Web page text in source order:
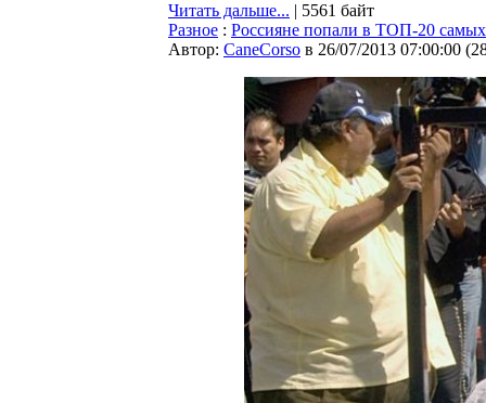
Читать дальше... | 5561 байт
Разное : Россияне попали в ТОП-20
Автор: CaneCorso в 26/07/2013 07:00:00 (